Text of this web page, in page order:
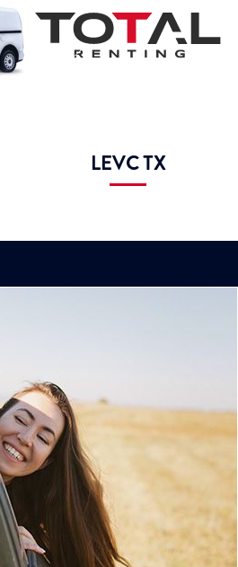
LEVC TX